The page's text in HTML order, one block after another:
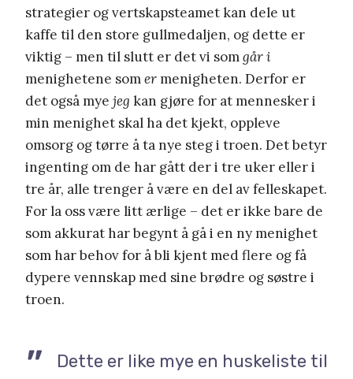
strategier og vertskapsteamet kan dele ut
kaffe til den store gullmedaljen, og dette er
viktig – men til slutt er det vi somgår i
menighetene somermenigheten. Derfor er
det også mye jeg kan gjøre for at mennesker i
min menighet skal ha det kjekt, oppleve
omsorg og tørre å ta nye steg i troen. Det betyr
ingenting om de har gått der i tre uker eller i
tre år, alle trenger å være en del av felleskapet.
For la oss være litt ærlige – det er ikke bare de
som akkurat har begynt å gå i en ny menighet
som har behov for å bli kjent med flere og få
dypere vennskap med sine brødre og søstre i
troen.
Dette er like mye en huskeliste til